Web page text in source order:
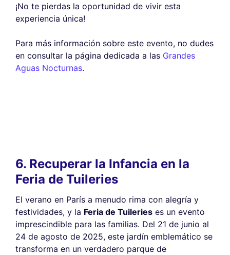
¡No te pierdas la oportunidad de vivir esta
experiencia única!
Para más información sobre este evento, no dudes
en consultar la página dedicada a las Grandes
Aguas Nocturnas.
6. Recuperar la Infancia en la
Feria de Tuileries
El verano en París a menudo rima con alegría y
festividades, y la Feria de Tuileries es un evento
imprescindible para las familias. Del 21 de junio al
24 de agosto de 2025, este jardín emblemático se
transforma en un verdadero parque de